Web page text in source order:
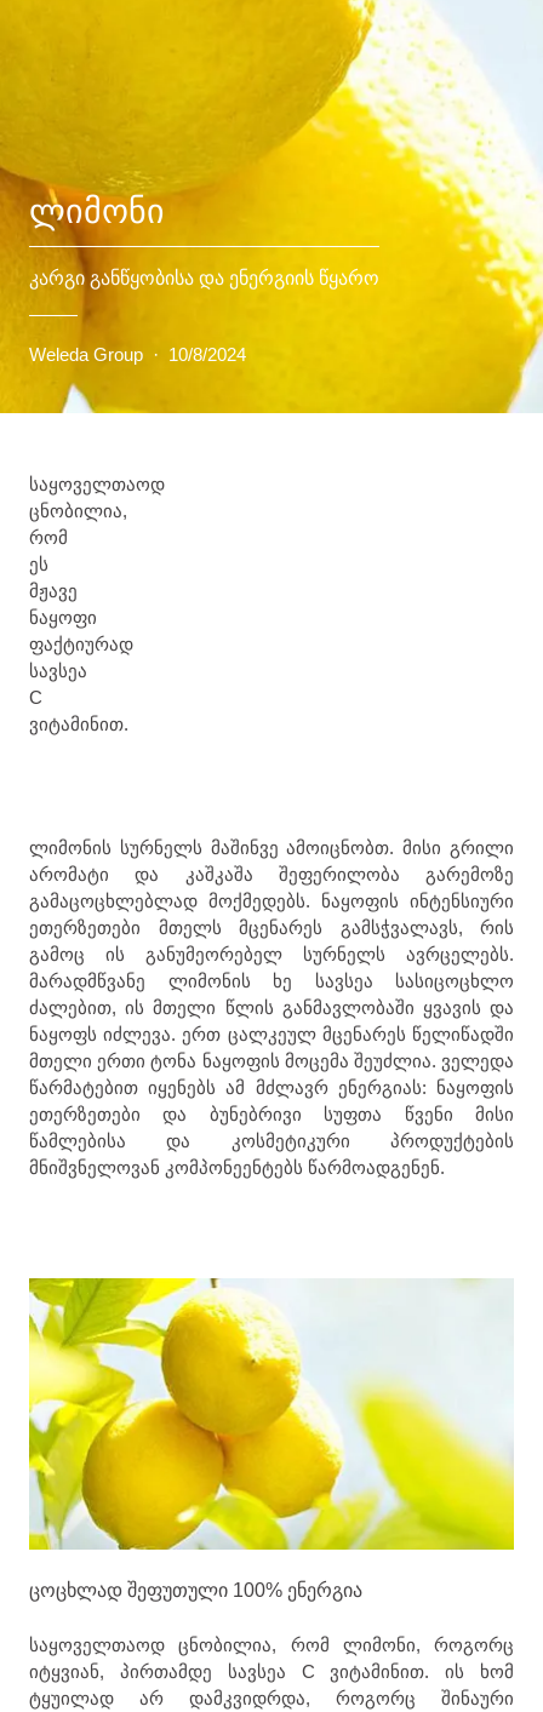
ᲚᲘᲛᲝᲜᲘ
კარგი განწყობისა და ენერგიის წყარო
Weleda Group · 10/8/2024
საყოველთაოდ
ცნობილია,
რომ
ეს
მჟავე
ნაყოფი
ფაქტიურად
სავსეა
C
ვიტამინით.
ლიმონის სურნელს მაშინვე ამოიცნობთ. მისი გრილი
არომატი და კაშკაშა შეფერილობა გარემოზე
გამაცოცხლებლად მოქმედებს. ნაყოფის ინტენსიური
ეთერზეთები მთელს მცენარეს გამსჭვალავს, რის
გამოც ის განუმეორებელ სურნელს ავრცელებს.
მარადმწვანე ლიმონის ხე სავსეა სასიცოცხლო
ძალებით, ის მთელი წლის განმავლობაში ყვავის და
ნაყოფს იძლევა. ერთ ცალკეულ მცენარეს წელიწადში
მთელი ერთი ტონა ნაყოფის მოცემა შეუძლია. ველედა
წარმატებით იყენებს ამ მძლავრ ენერგიას: ნაყოფის
ეთერზეთები და ბუნებრივი სუფთა წვენი მისი
წამლებისა და კოსმეტიკური პროდუქტების
მნიშვნელოვან კომპონეენტებს წარმოადგენენ.
ცოცხლად შეფუთული 100% ენერგია
საყოველთაოდ ცნობილია, რომ ლიმონი, როგორც
იტყვიან, პირთამდე სავსეა C ვიტამინით. ის ხომ
ტყუილად არ დამკვიდრდა, როგორც შინაური